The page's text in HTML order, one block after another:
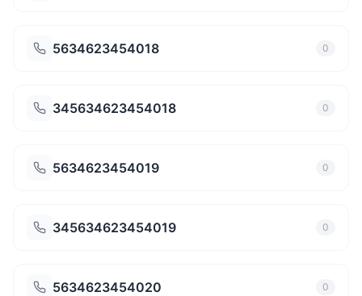
5634623454018 0
345634623454018 0
5634623454019 0
345634623454019 0
5634623454020 0